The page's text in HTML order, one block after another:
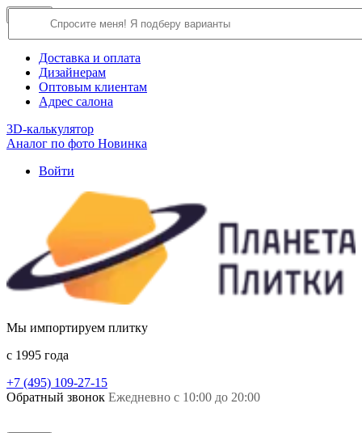
О компании
Доставка и оплата
Дизайнерам
Оптовым клиентам
Адрес салона
3D-калькулятор
Аналог по фото Новинка
Войти
Мы импортируем плитку
c 1995 года
+7 (495) 109-27-15
Обратный звонок Ежедневно с 10:00 до 20:00